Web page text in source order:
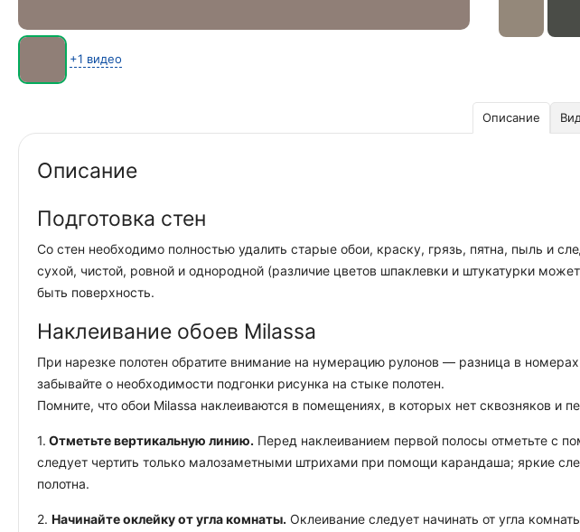
+1 видео
Описание
Описание
Подготовка стен
Со стен необходимо полностью удалить старые обои, краску, грязь, пятна, пыль и
сухой, чистой, ровной и однородной (различие цветов шпаклевки и штукатурки
быть поверхность.
Наклеивание обоев Milassa
При нарезке полотен обратите внимание на нумерацию рулонов — разница в
забывайте о необходимости подгонки рисунка на стыке полотен.
Помните, что обои Milassa наклеиваются в помещениях, в которых нет сквозняков и
1. Отметьте вертикальную линию. Перед наклеиванием первой полосы отметьте с
следует чертить только малозаметными штрихами при помощи карандаша; яркие
полотна.
2. Начинайте оклейку от угла комнаты. Оклеивание следует начинать от угла